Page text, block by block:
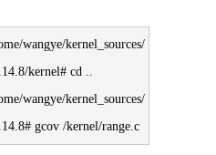
wangye/kernel_sources/
kernel# cd ..
wangye/kernel_sources/
gcov /kernel/range.c